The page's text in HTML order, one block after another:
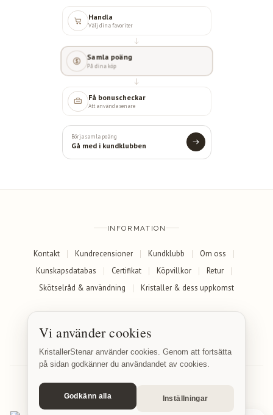
Handla
Välj dina favoriter
Samla poäng
På dina köp
Få bonuscheckar
Att använda senare
Börja samla poäng
Gå med i kundklubben
INFORMATION
Kontakt Kundrecensioner Kundklubb
Om oss
Kunskapsdatabas
Certifikat Köpvillkor
Retur
Skötselråd & användning
Kristaller & dess uppkomst
Vi använder cookies
KristallerStenar använder cookies. Genom att fortsätta
på sidan godkänner du användandet av cookies.
Godkänn alla Inställningar